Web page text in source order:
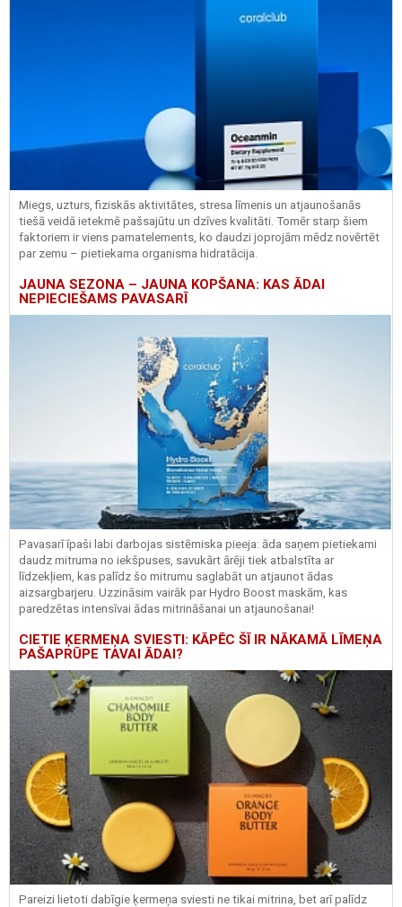
Miegs, uzturs, fiziskās aktivitātes, stresa līmenis un atjaunošanās
tiešā veidā ietekmē pašsajūtu un dzīves kvalitāti. Tomēr starp šiem
faktoriem ir viens pamatelements, ko daudzi joprojām mēdz novērtēt
par zemu – pietiekama organisma hidratācija.
JAUNA SEZONA – JAUNA KOPŠANA: KAS ĀDAI
NEPIECIEŠAMS PAVASARĪ
Pavasarī īpaši labi darbojas sistēmiska pieeja: āda saņem pietiekami
daudz mitruma no iekšpuses, savukārt ārēji tiek atbalstīta ar
līdzekļiem, kas palīdz šo mitrumu saglabāt un atjaunot ādas
aizsargbarjeru. Uzzināsim vairāk parHydro Boost maskām, kas
paredzētas intensīvai ādas mitrināšanai un atjaunošanai!
CIETIE ĶERMEŅA SVIESTI: KĀPĒC ŠĪ IR NĀKAMĀ LĪMEŅA
PAŠAPRŪPE TAVAI ĀDAI?
Pareizi lietoti dabīgie ķermeņa sviesti ne tikai mitrina, bet arī palīdz